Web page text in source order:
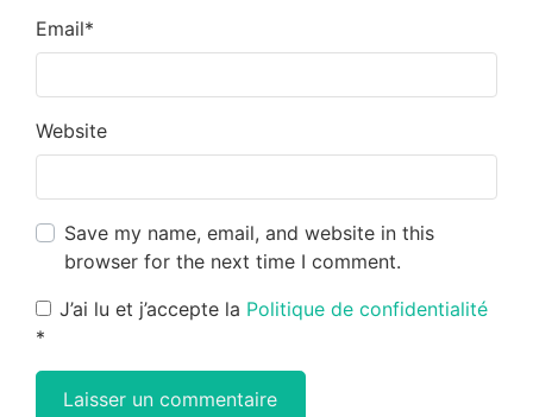
Email*
Website
Save my name, email, and website in this
browser for the next time I comment.
J’ai lu et j’accepte la Politique de confidentialité
*